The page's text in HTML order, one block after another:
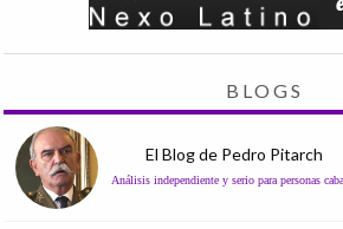
BLOGS
El Blog de Pedro Pitarch
Análisis independiente y serio para personas